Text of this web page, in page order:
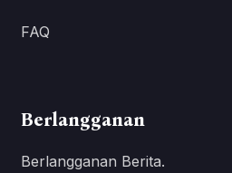
FAQ
Berlangganan
Berlangganan Berita.